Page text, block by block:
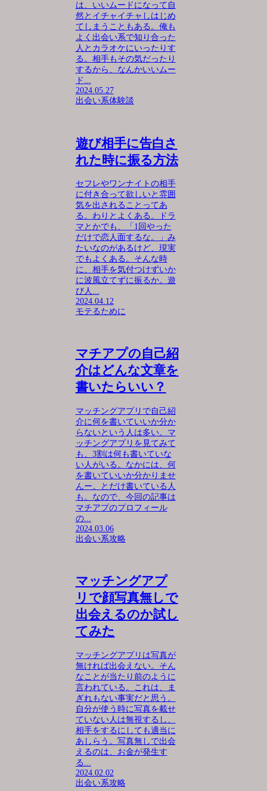
は、いいムードになって自
然とイチャイチャしはじめ
てしまうこともある。俺も
よく出会い系で知り合った
人とカラオケにいったりす
る。相手もその気だったり
するから、なんかいいムー
ド...
2024.05.27
出会い系体験談
遊び相手に告白さ
れた時に振る方法
セフレやワンナイトの相手
に付き合って欲しいと雰囲
気を出されることってあ
る。わりとよくある。ドラ
マとかでも、「1回やった
だけで恋人面するな。」み
たいなのがあるけど、現実
でもよくある。そんな時
に、相手を気付つけずいか
に波風立てずに振るか。遊
び人...
2024.04.12
モテるために
マチアプの自己紹
介はどんな文章を
書いたらいい？
マッチングアプリで自己紹
介に何を書いていいか分か
らないという人は多い。マ
ッチングアプリを見てみて
も、3割は何も書いていな
い人がいる。なかには、何
を書いていいか分かりませ
んー。とだけ書いている人
も。なので、今回の記事は
マチアプのプロフィール
の...
2024.03.06
出会い系攻略
マッチングアプ
リで顔写真無しで
出会えるのか試し
てみた
マッチングアプリは写真が
無ければ出会えない。そん
なことが当たり前のように
言われている。これは、ま
ぎれもない事実だと思う。
自分が使う時に写真を載せ
ていない人は無視するし、
相手をするにしても適当に
あしらう。写真無しで出会
えるのは、お金が発生す
る...
2024.02.02
出会い系攻略